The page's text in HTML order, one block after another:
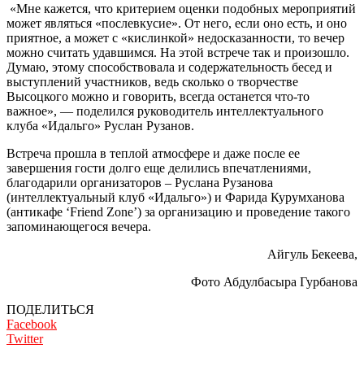
«Мне кажется, что критерием оценки подобных мероприятий
может являться «послевкусие». От него, если оно есть, и оно
приятное, а может с «кислинкой» недосказанности, то вечер
можно считать удавшимся. На этой встрече так и произошло.
Думаю, этому способствовала и содержательность бесед и
выступлений участников, ведь сколько о творчестве
Высоцкого можно и говорить, всегда останется что-то
важное», — поделился руководитель интеллектуального
клуба «Идальго» Руслан Рузанов.
Встреча прошла в теплой атмосфере и даже после ее
завершения гости долго еще делились впечатлениями,
благодарили организаторов – Руслана Рузанова
(интеллектуальный клуб «Идальго») и Фарида Курумханова
(антикафе ‘Friend Zone’) за организацию и проведение такого
запоминающегося вечера.
Айгуль Бекеева,
Фото Абдулбасыра Гурбанова
ПОДЕЛИТЬСЯ
Facebook
Twitter